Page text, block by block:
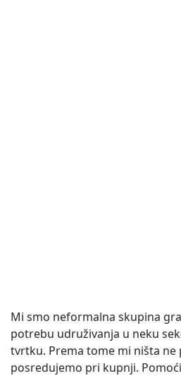
Mi smo neformalna skupina
potrebu udruživanja u neku
tvrtku. Prema tome mi ništa ne
posredujemo pri kupnji.